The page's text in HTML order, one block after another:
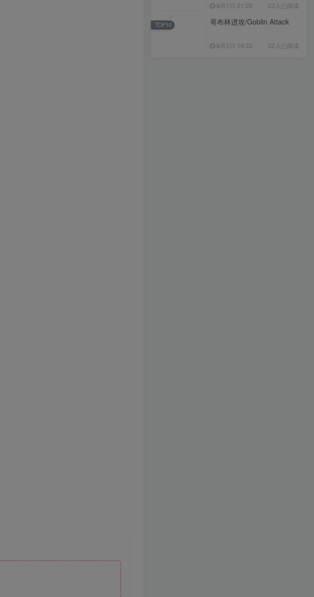
8月1日 21:20 23人已阅读
哥布林进攻/Goblin Attack
8月2日 19:33 22人已阅读
TOP10
8月1日 21:20 23人已阅读
哥布林进攻/Goblin Attack
8月2日 19:33 22人已阅读
TOP10